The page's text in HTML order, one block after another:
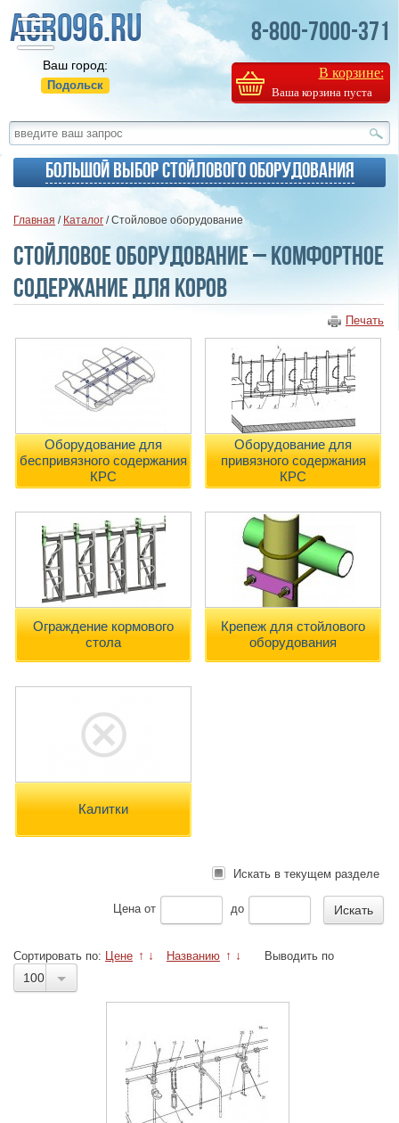
Ваш город:
Подольск
8-800-7000-371
В корзине:
Ваша корзина пуста
Большой выбор стойлового оборудования
Главная / Каталог / Стойловое оборудование
Стойловое оборудование – комфортное
содержание для коров
Печать
Оборудование для
беспривязного содержания
КРС
Оборудование для
привязного содержания
КРС
Ограждение кормового
стола
Крепеж для стойлового
оборудования
Калитки
Искать в текущем разделе
Ценаот до
Сортировать по: Цене ↑ ↓ Названию ↑ ↓ Выводить по
100